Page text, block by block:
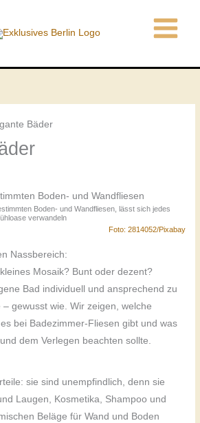
Bäder
Boden- und Wandfliesen, lässt sich jedes
verwandeln
Foto: 2814052/Pixabay
Nassbereich:
Mosaik? Bunt oder dezent?
Bad individuell und ansprechend zu
gewusst wie. Wir zeigen, welche
bei Badezimmer-Fliesen gibt und was
dem Verlegen beachten sollte.
sie sind unempfindlich, denn sie
Laugen, Kosmetika, Shampoo und
Beläge für Wand und Boden